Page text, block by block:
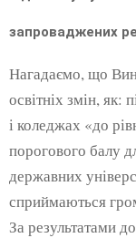
запроваджених
Нагадаємо, що
освітніх змін, як:
і коледжах «до
порогового балу
державних
сприймаються
За результатами